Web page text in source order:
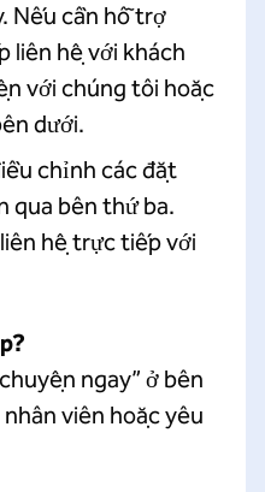
Nếu cần hỗ trợ
liên hệ với khách
với chúng tôi hoặc
dưới.
chỉnh các đặt
qua bên thứ ba.
hệ trực tiếp với
ngay” ở bên
viên hoặc yêu